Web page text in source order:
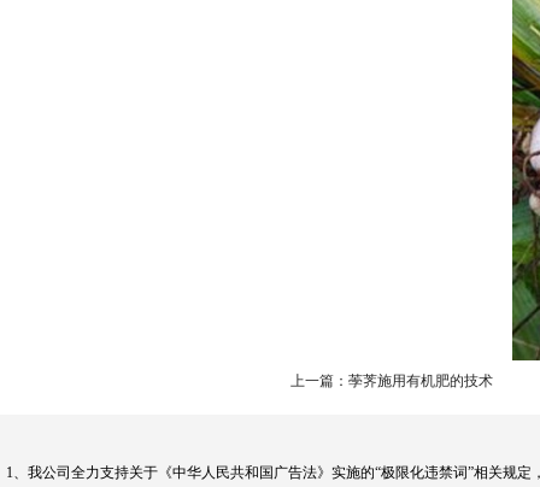
上一篇：荸荠施用有机肥的技术
1、我公司全力支持关于《中华人民共和国广告法》实施的“极限化违禁词”相关规